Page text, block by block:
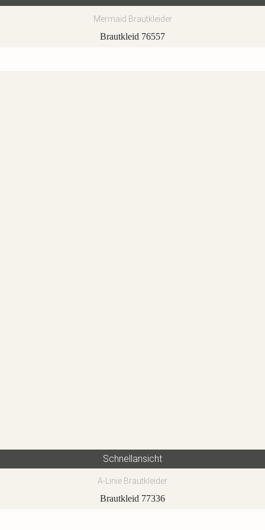
Mermaid Brautkleider
Brautkleid 76557
Schnellansicht
A-Linie Brautkleider
Brautkleid 77336